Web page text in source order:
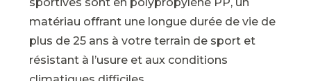
matériau offrant une longue durée de vie de
plus de 25 ans à votre terrain de sport et
résistant à l’usure et aux conditions